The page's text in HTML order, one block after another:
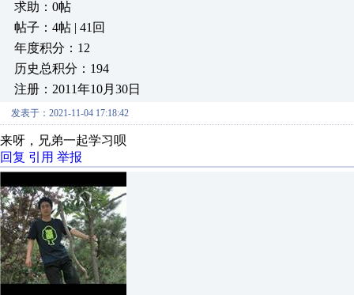
求助：0帖
帖子：4帖 | 41回
年度积分：12
历史总积分：194
注册：2011年10月30日
发表于：2021-11-04 17:18:42
来呀，兄弟一起学习呗
回复 引用 举报